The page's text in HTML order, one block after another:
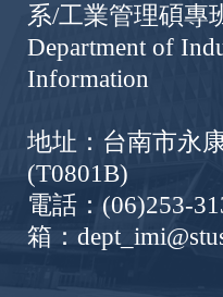
系/工業管理碩專
Department of
Information
地址：台南市永
(T0801B)
電話：(06)253-
箱：